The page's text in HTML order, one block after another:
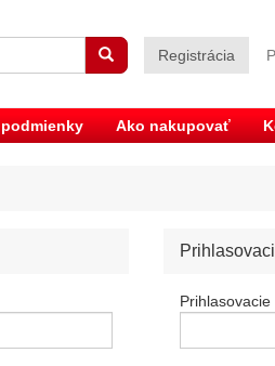
Registrácia
Ako nakupovať